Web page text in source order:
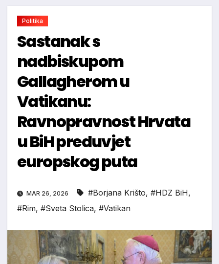
Politika
Sastanak s
nadbiskupom
Gallagherom u
Vatikanu:
Ravnopravnost Hrvata
u BiH preduvjet
europskog puta
MAR 26, 2026 #Borjana Krišto, #HDZ BiH,
#Rim, #Sveta Stolica, #Vatikan